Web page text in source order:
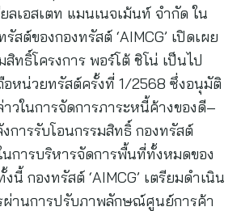
ลเอสเตท แมนเนจเม้นท์ จำกัด ใน
สต์ของกองทรัสต์ ‘AIMCG’ เปิดเผย
สิทธิ์โครงการ พอร์โต้ ชิโน่ เป็นไป
หน่วยทรัสต์ครั้งที่ 1/2568 ซึ่งอนุมัติ
วในการจัดการภาระหนี้ค้างของดี–
การรับโอนกรรมสิทธิ์ กองทรัสต์
ในการบริหารจัดการพื้นที่ทั้งหมดของ
นี้ กองทรัสต์ ‘AIMCG’ เตรียมดำเนิน
านการปรับภาพลักษณ์ศูนย์การค้า